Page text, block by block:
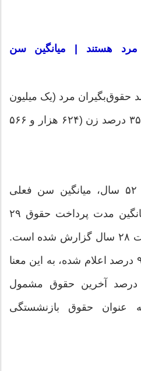
مرد هستند | میانگین سن
جنسیتی، ۶۵ درصد حقوق‌بگیران مرد (یک میلیون
و ۱۳۸ هزار و ۸۸۸ نفر) و ۳۵ درصد زن (۶۲۴ هزار و ۵۶۶
میانگین سن بازنشستگی ۵۲ سال، میانگین سن فعلی
حقوق‌بگیران ۶۵ سال، میانگین مدت پرداخت حقوق ۲۹
سال و میانگین مدت خدمت ۲۸ سال گزارش شده است.
نرخ جایگزینی حقوق نیز ۹۹ درصد اعلام شده، به این معنا
که به طور متوسط ۹۹ درصد آخرین حقوق مشمول
عنوان حقوق بازنشستگی